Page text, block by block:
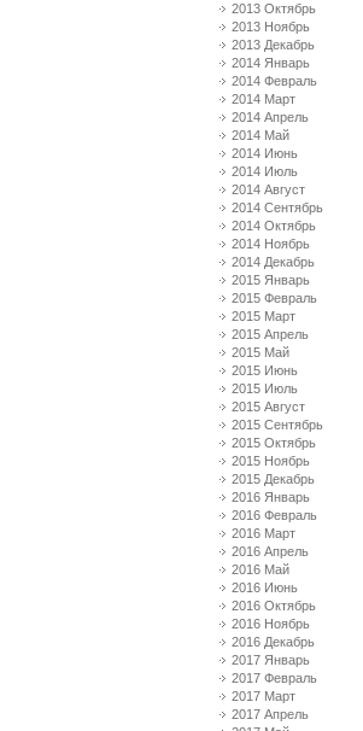
2013 Октябрь
2013 Ноябрь
2013 Декабрь
2014 Январь
2014 Февраль
2014 Март
2014 Апрель
2014 Май
2014 Июнь
2014 Июль
2014 Август
2014 Сентябрь
2014 Октябрь
2014 Ноябрь
2014 Декабрь
2015 Январь
2015 Февраль
2015 Март
2015 Апрель
2015 Май
2015 Июнь
2015 Июль
2015 Август
2015 Сентябрь
2015 Октябрь
2015 Ноябрь
2015 Декабрь
2016 Январь
2016 Февраль
2016 Март
2016 Апрель
2016 Май
2016 Июнь
2016 Октябрь
2016 Ноябрь
2016 Декабрь
2017 Январь
2017 Февраль
2017 Март
2017 Апрель